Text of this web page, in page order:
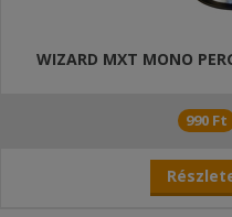
WIZARD MXT MONO
990 Ft